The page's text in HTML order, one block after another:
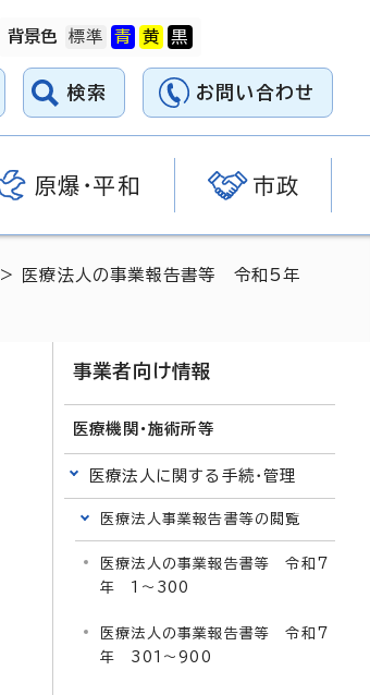
背景色
検索 お問い合わせ
原爆・平和 市政
> 医療法人の事業報告書等 令和5年
事業者向け情報
医療機関・施術所等
医療法人に関する手続・管理
医療法人事業報告書等の閲覧
医療法人の事業報告書等 令和7
年 1～300
医療法人の事業報告書等 令和7
年 301～900